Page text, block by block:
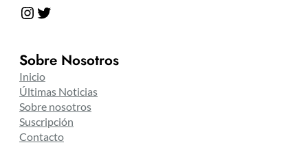
Instagram Twitter
Sobre Nosotros
Inicio
Últimas Noticias
Sobre nosotros
Suscripción
Contacto